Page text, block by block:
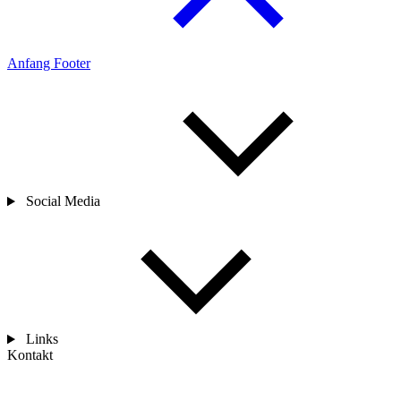
Anfang Footer
Social Media
Links
Kontakt